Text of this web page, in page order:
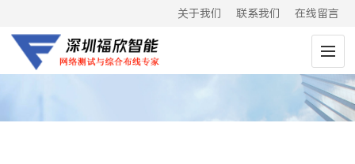
关于我们 联系我们 在线留言